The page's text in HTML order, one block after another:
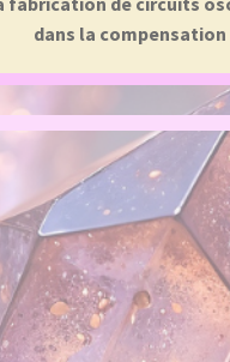
dans la